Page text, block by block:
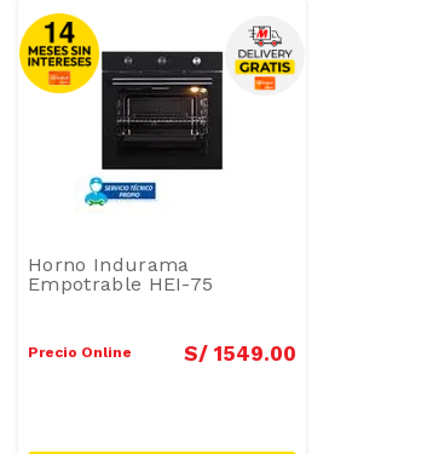
Horno Indurama
Empotrable HEI-75
Precio Online S/ 1549.00